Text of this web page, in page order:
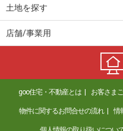
土地を探す
店舗/事業用
goo住宅・不動産とは お客さま
物件に関するお問合せの流れ 情